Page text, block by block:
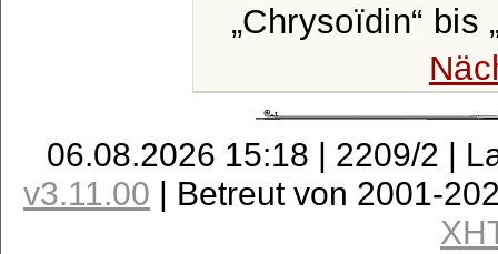
Chrysoïdin
bis
06.08.2026 15:18 | 2209/2 |
v3.11.00 | Betreut von 2001-